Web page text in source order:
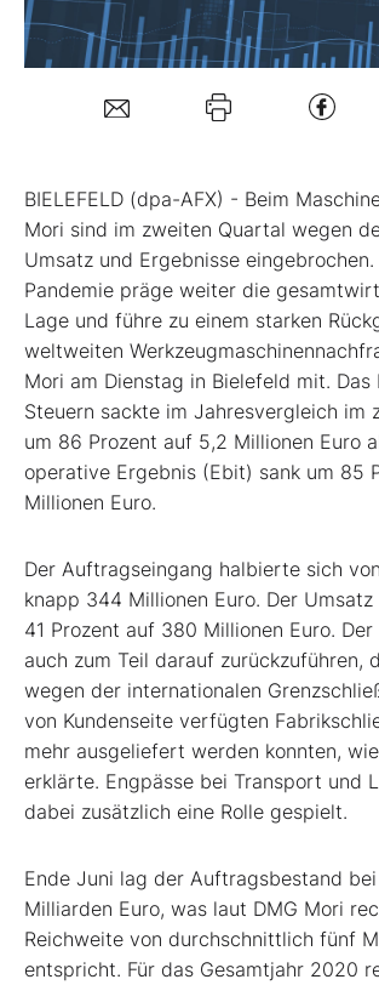
Mein Konto
Folgen Sie uns
Kontakt
BIELEFELD (dpa-AFX) - Beim
Mori sind im zweiten Quartal wegen
Umsatz und Ergebnisse
Pandemie präge weiter die
Lage und führe zu einem starken
weltweiten
Mori am Dienstag in Bielefeld mit. Das
Steuern sackte im Jahresvergleich im
um 86 Prozent auf 5,2 Millionen Euro
operative Ergebnis (Ebit) sank um 85
Millionen Euro.
Der Auftragseingang halbierte sich
knapp 344 Millionen Euro. Der
41 Prozent auf 380 Millionen Euro.
auch zum Teil darauf zurückzuführen,
wegen der internationalen
von Kundenseite verfügten
mehr ausgeliefert werden konnten,
erklärte. Engpässe bei Transport und
dabei zusätzlich eine Rolle gespielt.
Ende Juni lag der Auftragsbestand bei
Milliarden Euro, was laut DMG Mori
Reichweite von durchschnittlich fünf
entspricht. Für das Gesamtjahr 2020